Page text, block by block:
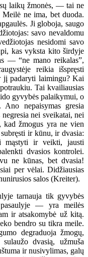
laikų žmonės, — tai ne
Meilė ne ima, bet duoda.
Ji globoja, saugo
savo nevaldomu
nesidomi savo
kas vyksta kito širdyje
— “ne mano reikalas”,
reikia išspręsti
jį padaryti laimingu? Kai
Tai kvailiausias
gyvybės palaikymui, o
nepaisymas gresia
nei sveikatai, nei
kad žmogus yra ne vien
ir kūnu, ir dvasia:
mąstyti ir veikti, jausti
dvasios kontrolei.
ne kūnas, bet dvasia!
per vėlai. Didžiausias
salos (Kreiter).
tarnauja tik gyvybės
— yra meilės
ir atsakomybė už kitą.
bendro su tikra meile.
degraduoja žmogų,
dvasią, užmuša
ir nusivylimas, galų